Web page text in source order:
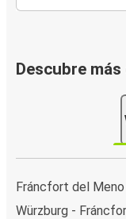
Descubre
Fráncfort del Meno
Würzburg -